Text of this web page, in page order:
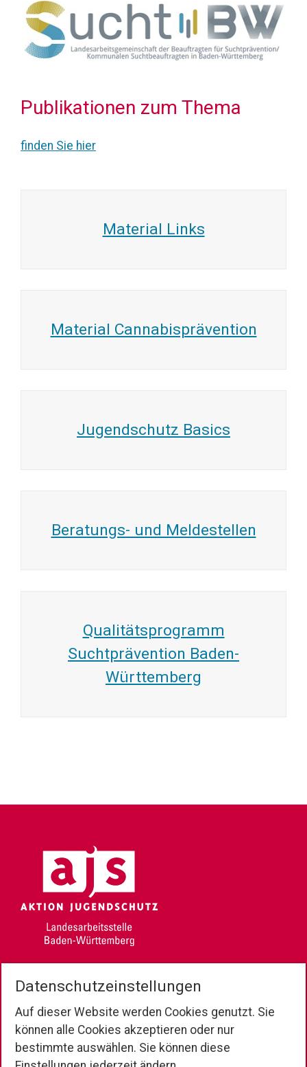
Publikationen zum Thema
finden Sie hier
Material Links
Material Cannabisprävention
Jugendschutz Basics
Beratungs- und Meldestellen
Qualitätsprogramm
Suchtprävention Baden-
Württemberg
Jahnstr. 12
Tel.0711/23737-0
Fax 0711/23737-30
Datenschutzeinstellungen
Auf dieser Website werden Cookies genutzt. Sie
können alle Cookies akzeptieren oder nur
bestimmte auswählen. Sie können diese